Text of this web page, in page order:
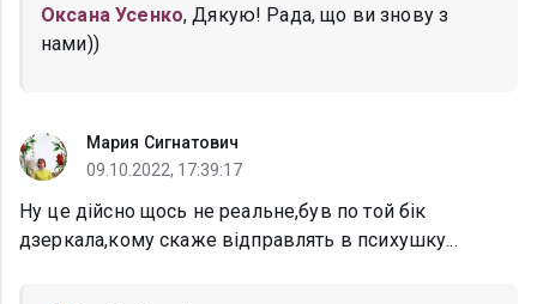
Оксана Усенко, Дякую! Рада, що ви знову з
нами))
Мария Сигнатович
09.10.2022, 17:39:17
Ну це дійсно щось не реальне,був по той бік
дзеркала,кому скаже відправлять в психушку...